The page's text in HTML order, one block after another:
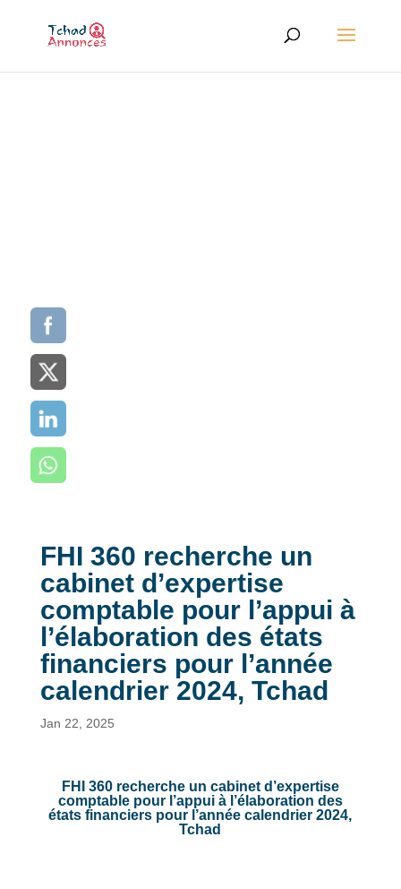
FHI 360 recherche un
cabinet d’expertise
comptable pour l’appui à
l’élaboration des états
financiers pour l’année
calendrier 2024, Tchad
Jan 22, 2025
FHI 360 recherche un cabinet d’expertise
comptable pour l’appui à l’élaboration des
états financiers pour l’année calendrier 2024,
Tchad